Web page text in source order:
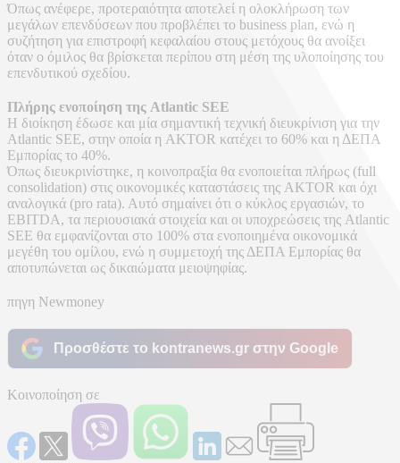
Όπως ανέφερε, προτεραιότητα αποτελεί η ολοκλήρωση των
μεγάλων επενδύσεων που προβλέπει το business plan, ενώ η
συζήτηση για επιστροφή κεφαλαίου στους μετόχους θα ανοίξει
όταν ο όμιλος θα βρίσκεται περίπου στη μέση της υλοποίησης του
επενδυτικού σχεδίου.
Πλήρης ενοποίηση της Atlantic SEE
Η διοίκηση έδωσε και μία σημαντική τεχνική διευκρίνιση για την
Atlantic SEE, στην οποία η AKTOR κατέχει το 60% και η ΔΕΠΑ
Εμπορίας το 40%.
Όπως διευκρινίστηκε, η κοινοπραξία θα ενοποιείται πλήρως (full
consolidation) στις οικονομικές καταστάσεις της AKTOR και όχι
αναλογικά (pro rata). Αυτό σημαίνει ότι ο κύκλος εργασιών, το
EBITDA, τα περιουσιακά στοιχεία και οι υποχρεώσεις της Atlantic
SEE θα εμφανίζονται στο 100% στα ενοποιημένα οικονομικά
μεγέθη του ομίλου, ενώ η συμμετοχή της ΔΕΠΑ Εμπορίας θα
αποτυπώνεται ως δικαιώματα μειοψηφίας.
πηγη Newmoney
Προσθέστε το kontranews.gr στην Google
Κοινοποίηση σε